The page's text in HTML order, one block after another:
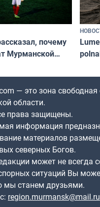
почему
Мурманской
— это зона
области.
права защищены.
информация
материалов
северных Богов.
может не всегда
ситуаций Вы
мы станем друзьями.
region.murmansk@mail.ru